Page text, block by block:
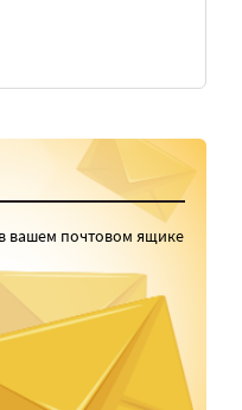
вашем почтовом ящике